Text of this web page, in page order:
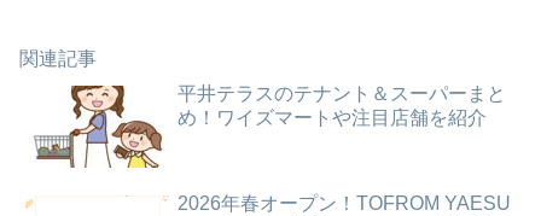
関連記事
平井テラスのテナント＆スーパーまと
め！ワイズマートや注目店舗を紹介
2026年春オープン！TOFROM YAESU